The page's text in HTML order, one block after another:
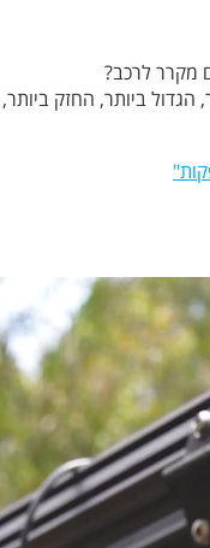
מקרר לרכב?
ביותר, החזק